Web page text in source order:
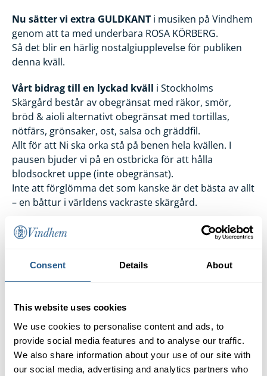
Consent Details About
This website uses cookies
We use cookies to personalise content and ads, to
provide social media features and to analyse our traffic.
We also share information about your use of our site with
our social media, advertising and analytics partners who
Nu sätter vi extra GULDKANT i musiken på Vindhem
genom att ta med underbara ROSA KÖRBERG.
Så det blir en härlig nostalgiupplevelse för publiken
denna kväll.
Vårt bidrag till en lyckad kväll i Stockholms
Skärgård består av obegränsat med räkor, smör,
bröd & aioli alternativt obegränsat med tortillas,
nötfärs, grönsaker, ost, salsa och gräddfil.
Allt för att Ni ska orka stå på benen hela kvällen. I
pausen bjuder vi på en ostbricka för att hålla
blodsockret uppe (inte obegränsat).
Inte att förglömma det som kanske är det bästa av allt
– en båttur i världens vackraste skärgård.
Ombordstigning kl 18.00-18.45.
Båten avgår kl. 19:00 från Skeppsbron kajplats 101,
Åter kl 23.00
Ljudspelare
00:00